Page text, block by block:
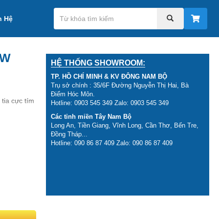
Hệ
tia cực tím
HỆ THỐNG SHOWROOM:
TP. HỒ CHÍ MINH & KV ĐÔNG NAM BỘ
Trụ sở chính : 35/6F Đường Nguyễn Thị Hai, Bà
Điểm Hóc Môn.
Hotline: 0903 545 349 Zalo: 0903 545 349
Các tỉnh miền Tây Nam Bộ
Long An, Tiền Giang, Vĩnh Long, Cần Thơ, Bến Tre,
Đồng Tháp...
Hotline: 090 86 87 409 Zalo: 090 86 87 409